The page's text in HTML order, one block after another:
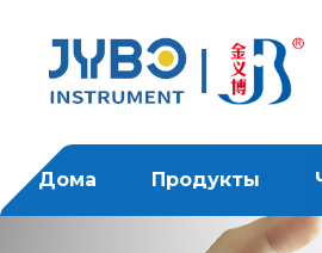
Дома Продукты